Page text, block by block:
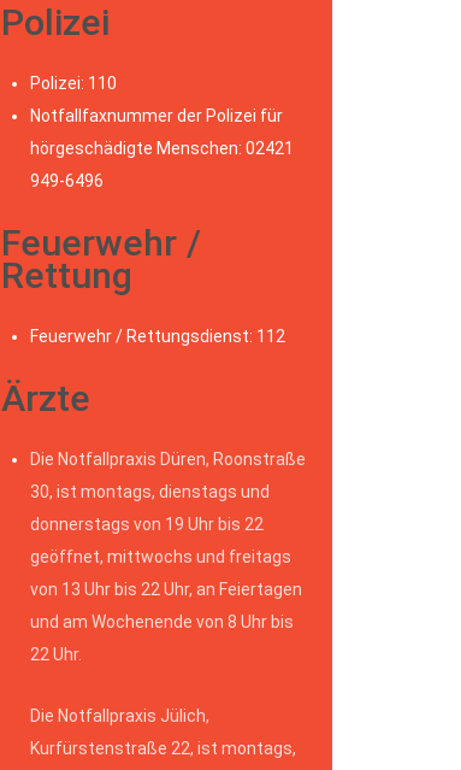
Polizei
Polizei: 110
Notfallfaxnummer der Polizei für
hörgeschädigte Menschen: 02421
949-6496
Feuerwehr /
Rettung
Feuerwehr / Rettungsdienst: 112
Ärzte
Die Notfallpraxis Düren, Roonstraße
30, ist montags, dienstags und
donnerstags von 19 Uhr bis 22
geöffnet, mittwochs und freitags
von 13 Uhr bis 22 Uhr, an Feiertagen
und am Wochenende von 8 Uhr bis
22 Uhr.
Die Notfallpraxis Jülich,
Kurfürstenstraße 22, ist montags,